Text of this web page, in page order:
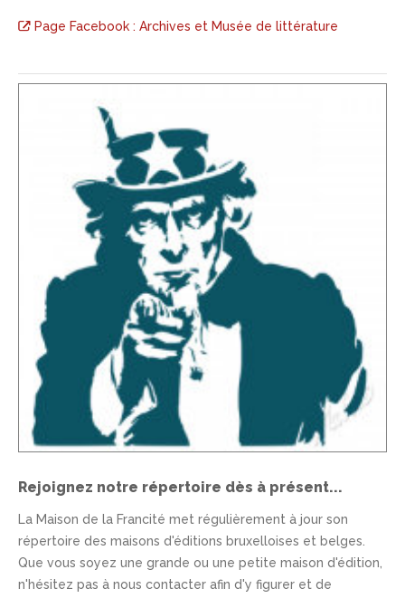
Page Facebook : Archives et Musée de littérature
Rejoignez notre répertoire dès à présent...
La Maison de la Francité met régulièrement à jour son
répertoire des maisons d'éditions bruxelloises et belges.
Que vous soyez une grande ou une petite maison d'édition,
n'hésitez pas à nous contacter afin d'y figurer et de